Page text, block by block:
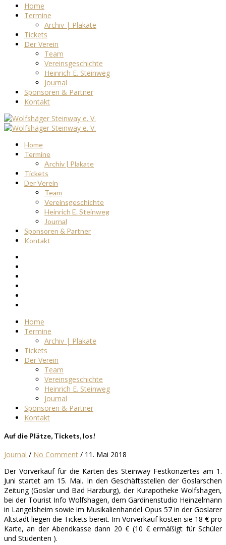
Home
Termine
Archiv | Plakate
Tickets
Der Verein
Team
Vereinsgeschichte
Heinrich E. Steinweg
Journal
Sponsoren & Partner
Kontakt
Home
Termine
Archiv | Plakate
Tickets
Der Verein
Team
Vereinsgeschichte
Heinrich E. Steinweg
Journal
Sponsoren & Partner
Kontakt
Home
Termine
Archiv | Plakate
Tickets
Der Verein
Team
Vereinsgeschichte
Heinrich E. Steinweg
Journal
Sponsoren & Partner
Kontakt
Auf die Plätze, Tickets, los!
Journal / No Comment / 11. Mai 2018
Der Vorverkauf für die Karten des Steinway Festkonzertes am 1.
Juni startet am 15. Mai. In den Geschäftsstellen der Goslarschen
Zeitung (Goslar und Bad Harzburg), der Kurapotheke Wolfshagen,
bei der Tourist Info Wolfshagen, dem Gardinenstudio Heinzelmann
in Langelsheim sowie im Musikalienhandel Opus 57 in der Goslarer
Altstadt liegen die Tickets bereit. Im Vorverkauf kosten sie 18 € pro
Karte, an der Abendkasse dann 20 € (10 € ermäßigt für Schüler
und Studenten ).